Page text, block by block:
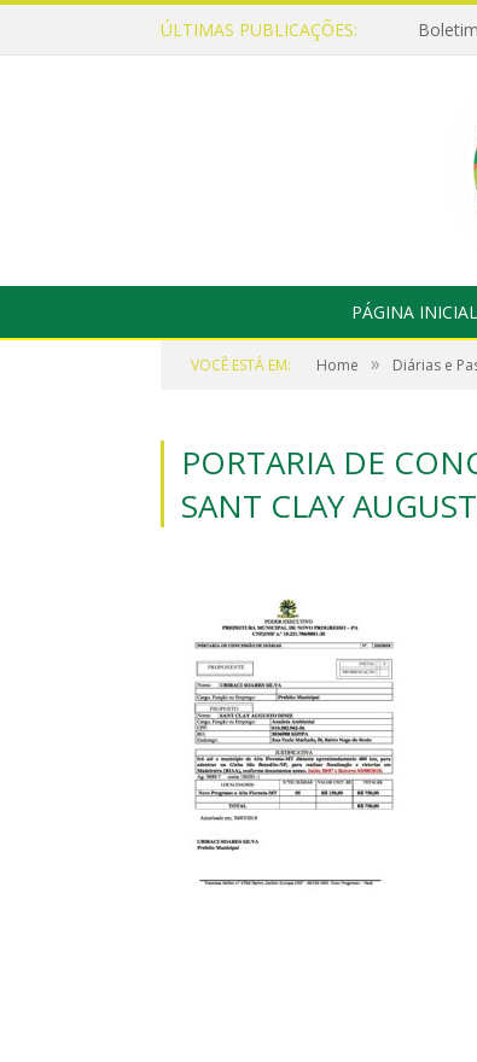
ÚLTIMAS PUBLICAÇÕES:
PÁGINA INICIAL
VOCÊ ESTÁ EM: Home » Diárias e
PORTARIA DE
SANT CLAY